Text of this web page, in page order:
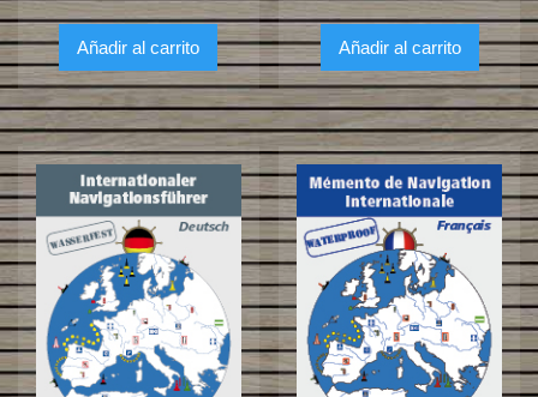
Añadir al carrito Añadir al carrito